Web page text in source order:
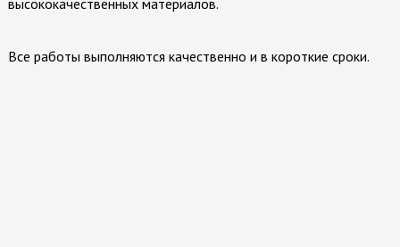
высококачественных материалов.
Все работы выполняются качественно и в короткие сроки.